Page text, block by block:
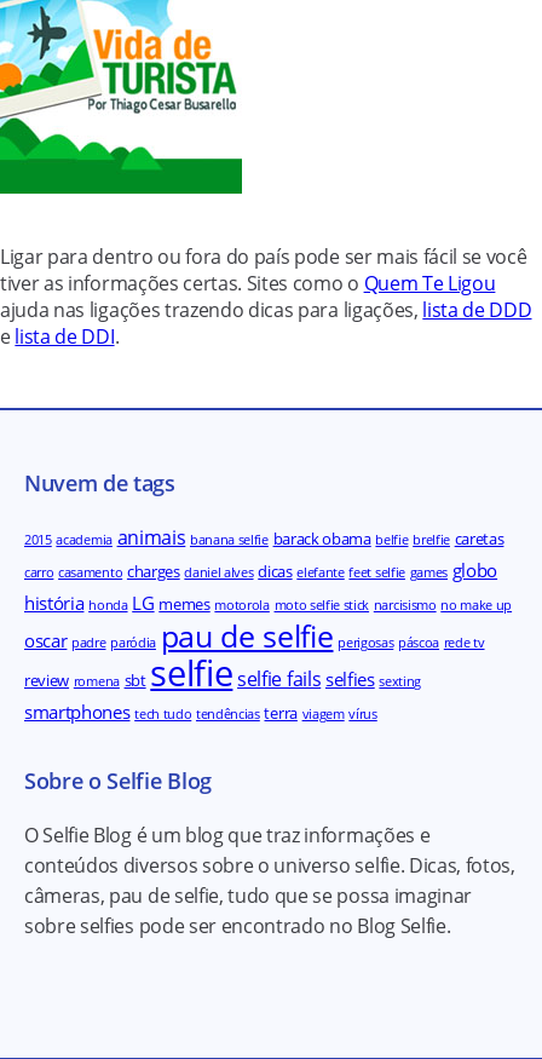
Ligar para dentro ou fora do país pode ser mais fácil se você
tiver as informações certas. Sites como o Quem Te Ligou
ajuda nas ligações trazendo dicas para ligações, lista de DDD
elista de DDI.
Nuvem de tags
2015 academia animais banana selfie barack obama belfie brelfie caretas
carro casamento charges daniel alves dicas elefante feet selfie games globo
história honda LG memes motorola moto selfie stick narcisismo no make up
oscar padre paródia pau de selfie perigosas páscoa rede tv
review romena sbt selfieselfie fails selfies sexting
smartphones tech tudo tendências terra viagem vírus
Sobre o Selfie Blog
O Selfie Blog é um blog que traz informações e
conteúdos diversos sobre o universo selfie. Dicas, fotos,
câmeras, pau de selfie, tudo que se possa imaginar
sobre selfies pode ser encontrado no Blog Selfie.